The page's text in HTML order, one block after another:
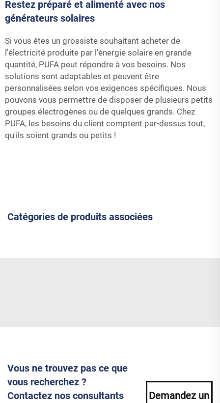
Restez préparé et alimenté avec nos
générateurs solaires
Si vous êtes un grossiste souhaitant acheter de
l'électricité produite par l'énergie solaire en grande
quantité, PUFA peut répondre à vos besoins. Nos
solutions sont adaptables et peuvent être
personnalisées selon vos exigences spécifiques. Nous
pouvons vous permettre de disposer de plusieurs petits
groupes électrogènes ou de quelques grands. Chez
PUFA, les besoins du client comptent par-dessus tout,
qu'ils soient grands ou petits !
Catégories de produits associées
Vous ne trouvez pas ce que
vous recherchez ?
Contactez nos consultants
Demandez un